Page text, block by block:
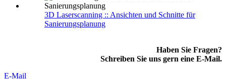
3D Laserscanning :: Ansichten und Schnitte für
Sanierungsplanung
Haben Sie Fragen?
Schreiben Sie uns gern eine E-Mail.
E-Mail